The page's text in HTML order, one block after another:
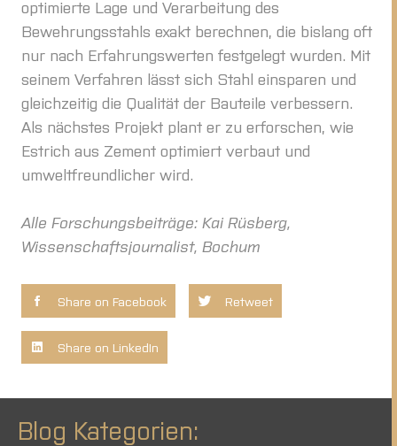
optimierte Lage und Verarbeitung des
Bewehrungsstahls exakt berechnen, die bislang oft
nur nach Erfahrungswerten festgelegt wurden. Mit
seinem Verfahren lässt sich Stahl einsparen und
gleichzeitig die Qualität der Bauteile verbessern.
Als nächstes Projekt plant er zu erforschen, wie
Estrich aus Zement optimiert verbaut und
umweltfreundlicher wird.
Alle Forschungsbeiträge: Kai Rüsberg,
Wissenschaftsjournalist, Bochum
Share on Facebook Retweet
Share on LinkedIn
Blog Kategorien: